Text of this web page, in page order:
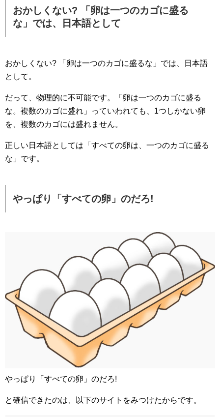
おかしくない? 「卵は一つのカゴに盛る
な」では、日本語として
おかしくない? 「卵は一つのカゴに盛るな」では、日本語
として。
だって、物理的に不可能です。「卵は一つのカゴに盛る
な。複数のカゴに盛れ」っていわれても、1つしかない卵
を、複数のカゴには盛れません。
正しい日本語としては「すべての卵は、一つのカゴに盛る
な」です。
やっぱり「すべての卵」のだろ!
やっぱり「すべての卵」のだろ!
と確信できたのは、以下のサイトをみつけたからです。